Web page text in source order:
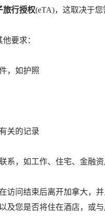
旅行授权(eTA)，这取决于您
要求：
，如护照
关的记录
系，如工作、住宅、金融
访问结束后离开加拿大，
及您是否将住在酒店，或与